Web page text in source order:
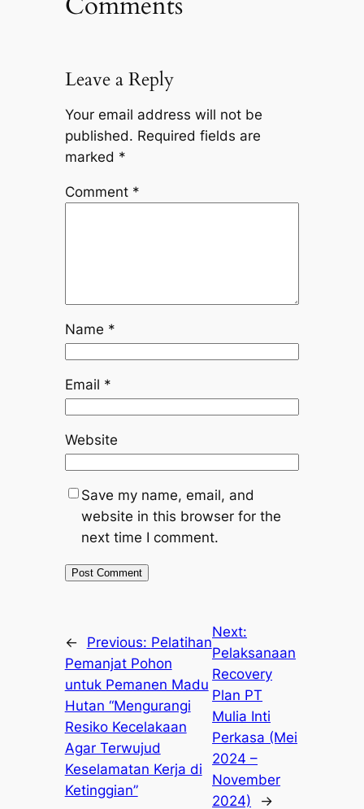
Leave a Reply
Your email address will not be
published. Required fields are
marked *
Comment *
Name *
Email *
Website
Save my name, email, and
website in this browser for the
next time I comment.
← Previous: Pelatihan
Pemanjat Pohon
untuk Pemanen Madu
Hutan “Mengurangi
Resiko Kecelakaan
Agar Terwujud
Keselamatan Kerja di
Ketinggian”
Next:
Pelaksanaan
Recovery
Plan PT
Mulia Inti
Perkasa (Mei
2024 –
November
2024)
→